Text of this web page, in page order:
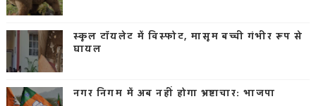
स्कूल टॉयलेट में विस्फोट, मासूम बच्ची गंभीर रूप से
घायल
नगर निगम में अब नहीं होगा भ्रष्टाचार: भाजपा